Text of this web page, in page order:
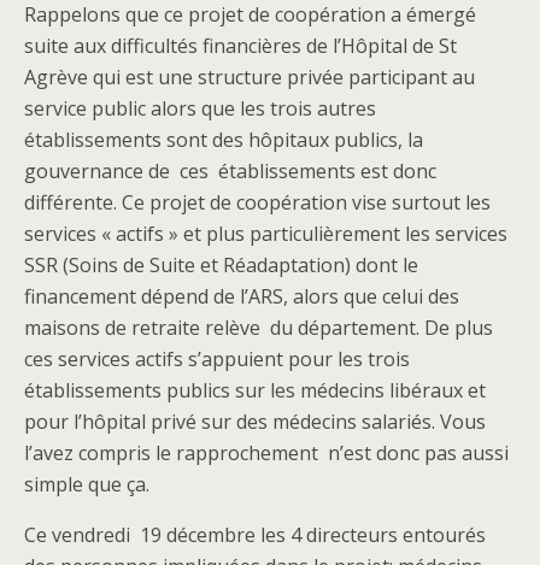
Rappelons que ce projet de coopération a émergé
suite aux difficultés financières de l’Hôpital de St
Agrève qui est une structure privée participant au
service public alors que les trois autres
établissements sont des hôpitaux publics, la
gouvernance de ces établissements est donc
différente. Ce projet de coopération vise surtout les
services « actifs » et plus particulièrement les services
SSR (Soins de Suite et Réadaptation) dont le
financement dépend de l’ARS, alors que celui des
maisons de retraite relève du département. De plus
ces services actifs s’appuient pour les trois
établissements publics sur les médecins libéraux et
pour l’hôpital privé sur des médecins salariés. Vous
l’avez compris le rapprochement n’est donc pas aussi
simple que ça.
Ce vendredi 19 décembre les 4 directeurs entourés